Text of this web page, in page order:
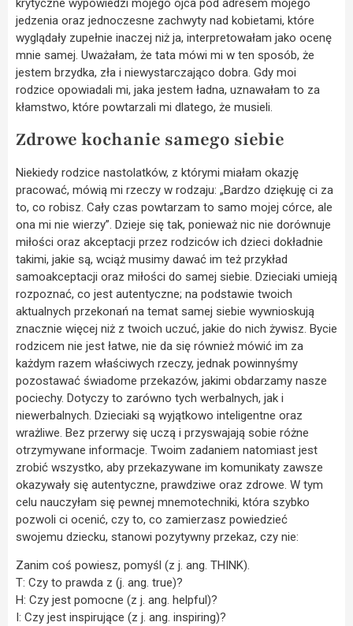
krytyczne wypowiedzi mojego ojca pod adresem mojego
jedzenia oraz jednoczesne zachwyty nad kobietami, które
wyglądały zupełnie inaczej niż ja, interpretowałam jako ocenę
mnie samej. Uważałam, że tata mówi mi w ten sposób, że
jestem brzydka, zła i niewystarczająco dobra. Gdy moi
rodzice opowiadali mi, jaka jestem ładna, uznawałam to za
kłamstwo, które powtarzali mi dlatego, że musieli.
Zdrowe kochanie samego siebie
Niekiedy rodzice nastolatków, z którymi miałam okazję
pracować, mówią mi rzeczy w rodzaju: „Bardzo dziękuję ci za
to, co robisz. Cały czas powtarzam to samo mojej córce, ale
ona mi nie wierzy”. Dzieje się tak, ponieważ nic nie dorównuje
miłości oraz akceptacji przez rodziców ich dzieci dokładnie
takimi, jakie są, wciąż musimy dawać im też przykład
samoakceptacji oraz miłości do samej siebie. Dzieciaki umieją
rozpoznać, co jest autentyczne; na podstawie twoich
aktualnych przekonań na temat samej siebie wywnioskują
znacznie więcej niż z twoich uczuć, jakie do nich żywisz. Bycie
rodzicem nie jest łatwe, nie da się również mówić im za
każdym razem właściwych rzeczy, jednak powinnyśmy
pozostawać świadome przekazów, jakimi obdarzamy nasze
pociechy. Dotyczy to zarówno tych werbalnych, jak i
niewerbalnych. Dzieciaki są wyjątkowo inteligentne oraz
wrażliwe. Bez przerwy się uczą i przyswajają sobie różne
otrzymywane informacje. Twoim zadaniem natomiast jest
zrobić wszystko, aby przekazywane im komunikaty zawsze
okazywały się autentyczne, prawdziwe oraz zdrowe. W tym
celu nauczyłam się pewnej mnemotechniki, która szybko
pozwoli ci ocenić, czy to, co zamierzasz powiedzieć
swojemu dziecku, stanowi pozytywny przekaz, czy nie:
Zanim coś powiesz, pomyśl (z j. ang. THINK).
T: Czy to prawda z (j. ang. true)?
H: Czy jest pomocne (z j. ang. helpful)?
I: Czy jest inspirujące (z j. ang. inspiring)?